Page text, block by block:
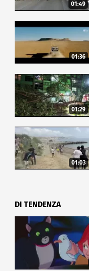
01:49
01:36
01:29
01:03
DI TENDENZA